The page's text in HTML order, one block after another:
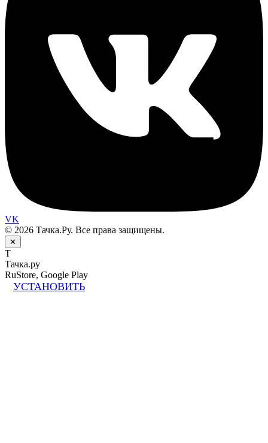
VK
© 2026 Тачка.Ру. Все права защищены.
✕
Т
Тачка.ру
RuStore, Google Play
УСТАНОВИТЬ